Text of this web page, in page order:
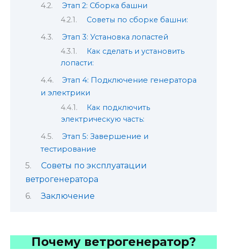
Этап 2: Сборка башни
Советы по сборке башни:
Этап 3: Установка лопастей
Как сделать и установить
лопасти:
Этап 4: Подключение генератора
и электрики
Как подключить
электрическую часть:
Этап 5: Завершение и
тестирование
Советы по эксплуатации
ветрогенератора
Заключение
Почему ветрогенератор?